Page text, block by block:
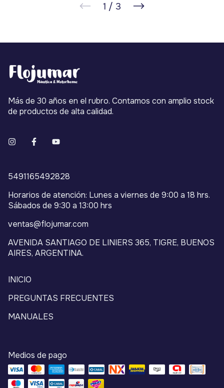
1 / 3
Más de 30 años en el rubro. Contamos con amplio stock
de productos de alta calidad.
5491165492828
Horarios de atención: Lunes a viernes de 9:00 a 18 hrs.
Sábados de 9:30 a 13:00 hrs
ventas@flojumar.com
AVENIDA SANTIAGO DE LINIERS 365, TIGRE, BUENOS
AIRES, ARGENTINA.
INICIO
PREGUNTAS FRECUENTES
MANUALES
Medios de pago